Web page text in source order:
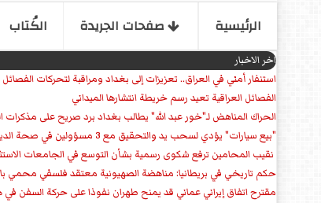
الرئیسیة صفحات الجریدة الكُتاب
اخر الاخبار
استنفار أمني في العراق.. تعزيزات إلى بغداد ومراقبة لتحركات
الفصائل العراقية تعيد رسم خريطة انتشارها الميداني
الحراك المناهض لـ"خور عبد الله" يطالب بغداد برد صريح على مذكرات
"بيع سيارات" يؤدي لسحب يد والتحقيق مع 3 مسؤولين في صحة الديوانية
نقيب المحامين ترفع شكوى رسمية بشأن التوسع في الجامعات
حكم تاريخي في بريطانيا: مناهضة الصهيونية معتقد فلسفي محمي
مقترح اتفاق إيراني عماني قد يمنح طهران نفوذا على حركة السفن